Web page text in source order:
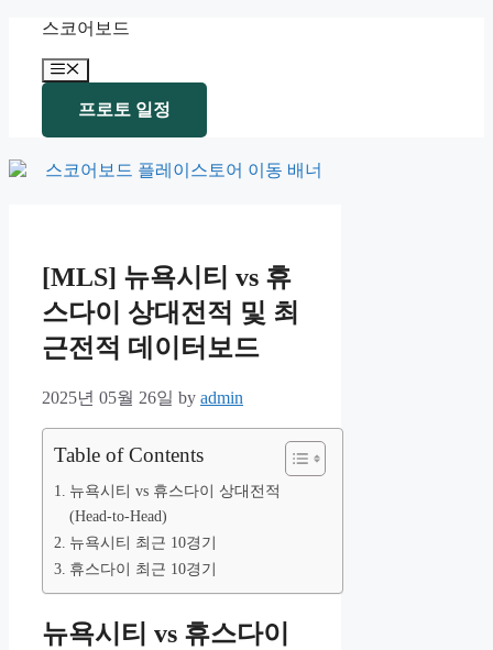
content
스코어보드
Menu
프로토 일정
[MLS] 뉴욕시티 vs 휴
스다이 상대전적 및 최
근전적 데이터보드
2025년 05월 26일 by admin
Table of Contents
뉴욕시티 vs 휴스다이 상대전적
(Head-to-Head)
뉴욕시티 최근 10경기
휴스다이 최근 10경기
뉴욕시티 vs 휴스다이